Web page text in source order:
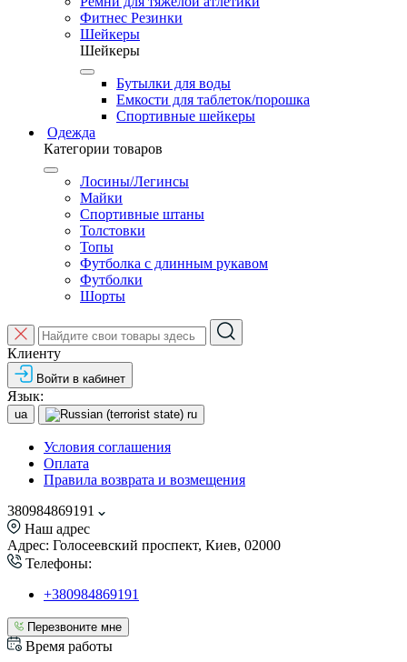
Фитнес Резинки
Шейкеры
Шейкеры
Бутылки для воды
Емкости для таблеток/порошка
Спортивные шейкеры
Одежда
Категории товаров
Лосины/Легинсы
Майки
Спортивные штаны
Толстовки
Топы
Футболка с длинным рукавом
Футболки
Шорты
Клиенту
Войти в кабинет
Язык:
ua ru
Условия соглашения
Оплата
Правила возврата и возмещения
380984869191
Наш адрес
Адрес: Голосеевский проспект, Киев, 02000
Телефоны:
+380984869191
Перезвоните мне
Время работы